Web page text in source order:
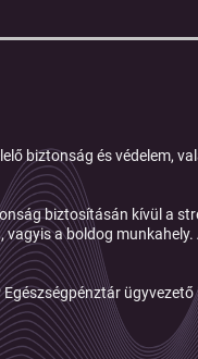
biztonság és védelem,
biztosításán kívül a
a boldog